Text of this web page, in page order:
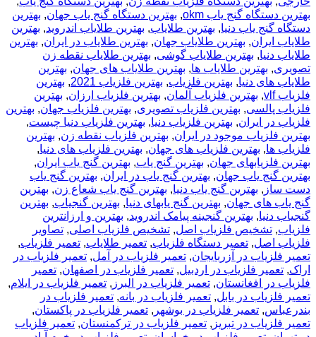
بهترین دستگاه گنج یاب okm
, بهترین دستگاه گنج یاب جهان, بهترین
دستگاه گنج یاب دنیا, بهترین طلایاب, بهترین طلایاب اندروید, بهترین
طلایاب ایران, بهترین طلایاب جهان, بهترین طلایاب در ایران, بهترین
طلایاب دنیا, بهترین طلایاب گوشی, بهترین طلایاب نقطه زن
تصویری, بهترین طلایاب ها, بهترین طلایاب های جهان, بهترین
طلایاب های دنیا, بهترین فلزیاب, بهترین فلزیاب 2021 , بهترین
فلزیاب vlf
, بهترین فلزیاب آلمان, بهترین فلزیاب ارزان, بهترین
فلزیاب پالسی, بهترین فلزیاب تصویری, بهترین فلزیاب جهان, بهترین
فلزیاب در ایران, بهترین فلزیاب دنیا, بهترین فلزیاب دنیا چیست,
بهترین فلزیاب موجود در ایران, بهترین فلزیاب نقطه زن, بهترین
فلزیاب ها, بهترین فلزیاب های جهان, بهترین فلزیاب های دنیا,
بهترین فلزیابهای جهان, بهترین گنج یاب, بهترین گنج یاب ایران,
بهترین گنج یاب جهان, بهترین گنج یاب در ایران, بهترین گنج یاب
دست ساز , بهترین گنج یاب دنیا, بهترین گنج یاب شعاع زن, بهترین
گنج یاب های جهان, بهترین گنج یابهای دنیا, بهترین گنجیاب, بهترین
گنجیاب دنیا, بهترین گنجینه پیامک اندروید, بهترین و ارزانترین
فلزیاب, تشخیص فلزیاب اصل, تشخیص فلزیاب اصلی, تصاویر
فلزیاب اصل, تعمیر دستگاه فلزیاب, تعمیر طلایاب, تعمیر فلزیاب,
تعمیر فلزیاب در آزربایجان, تعمیر فلزیاب در آمل, تعمیر فلزیاب در
اراک, تعمیر فلزیاب در اردبیل, تعمیر فلزیاب در اصفهان, تعمیر
فلزیاب در افغانستان, تعمیر فلزیاب در البرز , تعمیر فلزیاب در ایلام,
تعمیر فلزیاب در بابل, تعمیر فلزیاب در بانه, تعمیر فلزیاب در
بندرعباس, تعمیر فلزیاب در بوشهر , تعمیر فلزیاب در پاکستان,
تعمیر فلزیاب در تبریز , تعمیر فلزیاب در ترکمنستان, تعمیر فلزیاب